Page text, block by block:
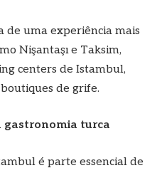
de uma experiência mais
Nişantaşı e Taksim,
centers de Istambul,
de grife.
gastronomia turca
é parte essencial de